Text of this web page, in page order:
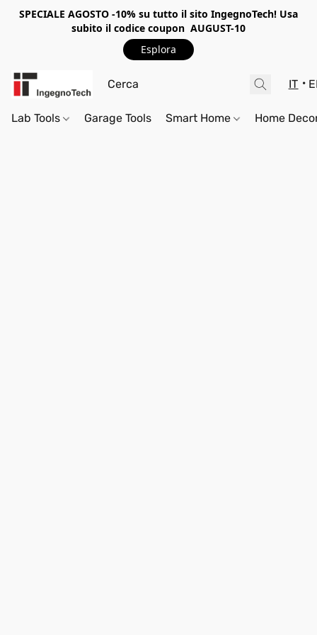
SPECIALE AGOSTO -10% su tutto il sito IngegnoTech! Usa
subito il codice coupon AUGUST-10
Esplora
IT
Lab Tools Garage Tools Smart Home Home